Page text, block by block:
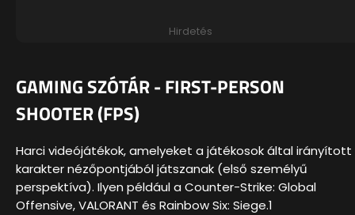
Hirdetés
GAMING SZÓTÁR - FIRST-PERSON
SHOOTER (FPS)
Harci videójátékok, amelyeket a játékosok által irányított
karakter nézőpontjából játszanak (első személyű
perspektíva). Ilyen például a Counter-Strike: Global
Offensive, VALORANT és Rainbow Six: Siege.1